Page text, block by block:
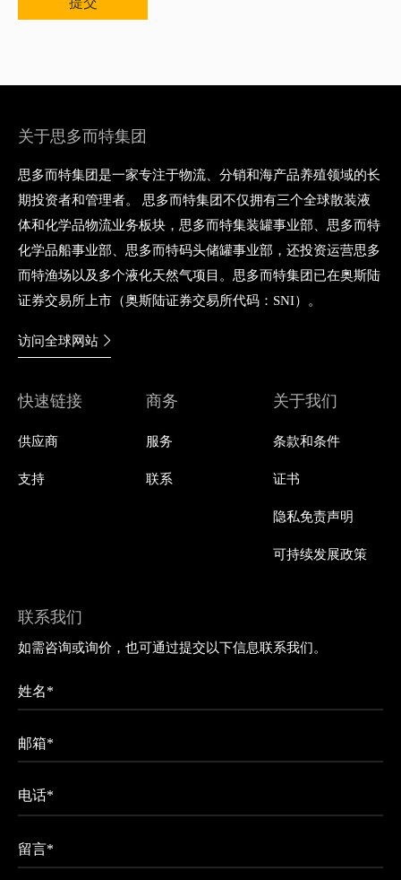
关于思多而特集团
思多而特集团是一家专注于物流、分销和海产品养殖领域的长
期投资者和管理者。 思多而特集团不仅拥有三个全球散装液
体和化学品物流业务板块，思多而特集装罐事业部、思多而特
化学品船事业部、思多而特码头储罐事业部，还投资运营思多
而特渔场以及多个液化天然气项目。思多而特集团已在奥斯陆
证券交易所上市（奥斯陆证券交易所代码：SNI）。
访问全球网站
快速链接
供应商
支持
商务
服务
联系
关于我们
条款和条件
证书
隐私免责声明
可持续发展政策
联系我们
如需咨询或询价，也可通过提交以下信息联系我们。
姓名*
邮箱*
电话*
留言*